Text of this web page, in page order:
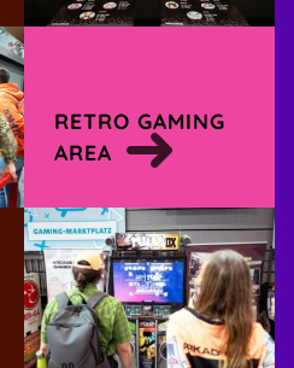
RETRO GAMING
AREA